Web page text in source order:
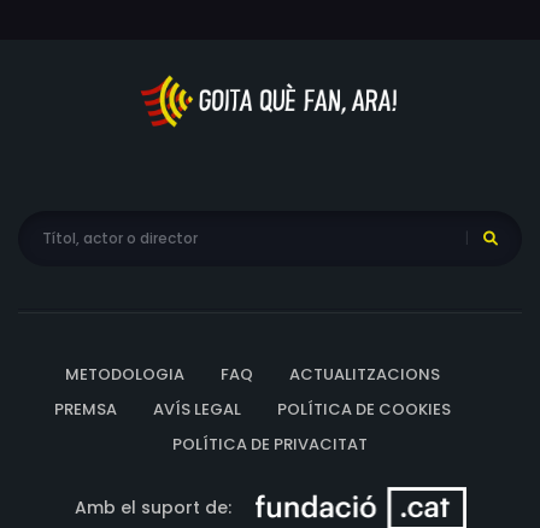
METODOLOGIA FAQ
ACTUALITZACIONS
PREMSA
AVÍS LEGAL
POLÍTICA DE COOKIES
POLÍTICA DE PRIVACITAT
Amb el suport de: